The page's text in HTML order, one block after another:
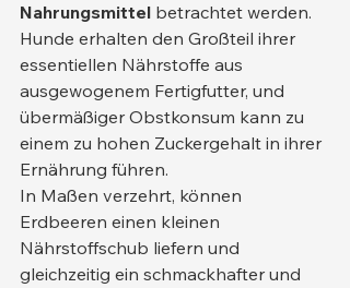
Nahrungsmittel betrachtet werden.
Hunde erhalten den Großteil ihrer
essentiellen Nährstoffe aus
ausgewogenem Fertigfutter, und
übermäßiger Obstkonsum kann zu
einem zu hohen Zuckergehalt in ihrer
Ernährung führen.
In Maßen verzehrt, können
Erdbeeren einen kleinen
Nährstoffschub liefern und
gleichzeitig ein schmackhafter und